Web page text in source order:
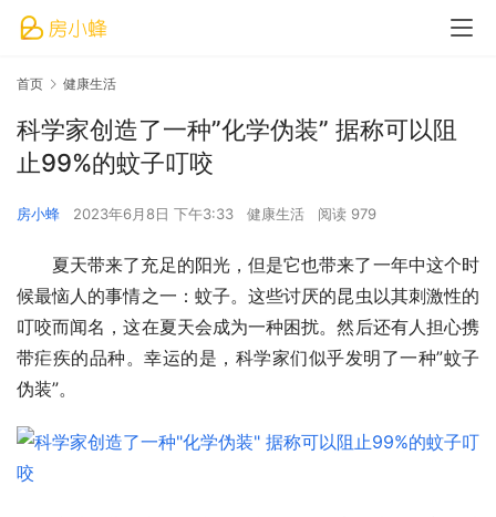
首页 健康生活
科学家创造了一种”化学伪装” 据称可以阻
止99%的蚊子叮咬
房小蜂 2023年6月8日 下午3:33 健康生活 阅读 979
夏天带来了充足的阳光，但是它也带来了一年中这个时
候最恼人的事情之一：蚊子。这些讨厌的昆虫以其刺激性的
叮咬而闻名，这在夏天会成为一种困扰。然后还有人担心携
带疟疾的品种。幸运的是，科学家们似乎发明了一种”蚊子
伪装”。